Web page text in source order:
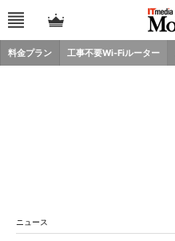
料金プラン 工事不要Wi-Fiルーター
ニュース